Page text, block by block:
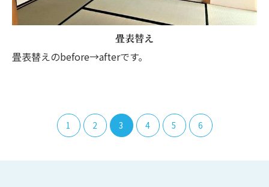
畳表替え
畳表替えのbefore→afterです。
1 2 3 4 5 6